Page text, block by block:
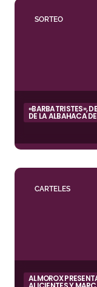
SORTEO
«BARBATRISTES»,
DE LA ALBAHACA
CARTELES
ALMOROX